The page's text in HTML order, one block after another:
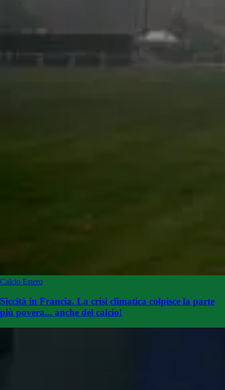
Calcio Estero
Siccità in Francia. La crisi climatica colpisce la parte
più povera... anche del calcio!